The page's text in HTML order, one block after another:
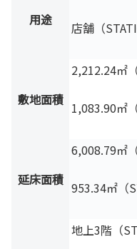
用途 店舗（
敷地面積
2,212.24㎡
1,083.90㎡
延床面積
6,008.79㎡
953.34㎡（
地上3階（